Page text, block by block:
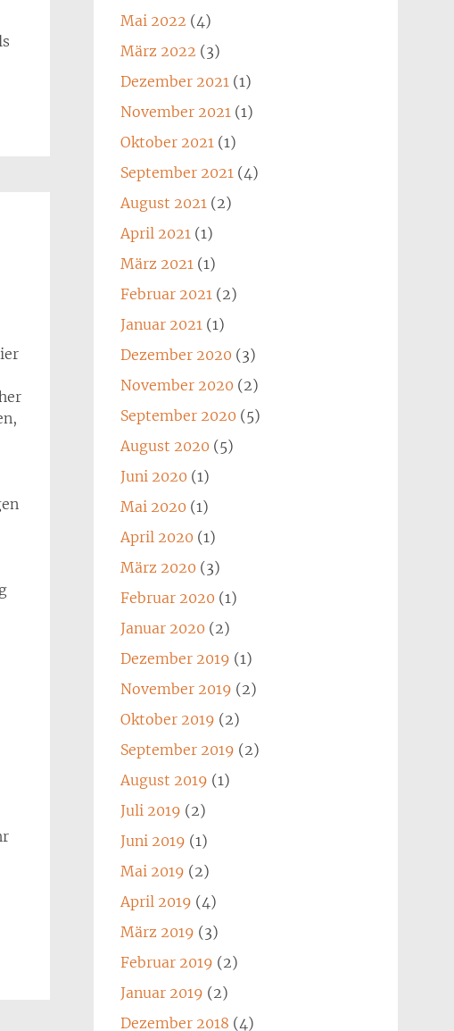
Mai 2022 (4)
März 2022 (3)
Dezember 2021(1)
November 2021(1)
Oktober 2021(1)
September 2021(4)
August 2021(2)
April 2021(1)
März 2021(1)
Februar 2021(2)
Januar 2021(1)
Dezember 2020 (3)
November 2020 (2)
September 2020 (5)
August 2020 (5)
Juni 2020 (1)
Mai 2020 (1)
April 2020 (1)
März 2020 (3)
Februar 2020 (1)
Januar 2020 (2)
Dezember 2019 (1)
November 2019 (2)
Oktober 2019 (2)
September 2019 (2)
August 2019 (1)
Juli 2019 (2)
Juni 2019 (1)
Mai 2019 (2)
April 2019 (4)
März 2019 (3)
Februar 2019 (2)
Januar 2019 (2)
Dezember 2018 (4)